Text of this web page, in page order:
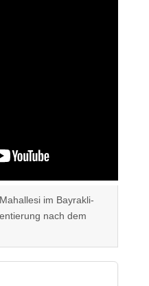
im Bayrakli-
nach dem